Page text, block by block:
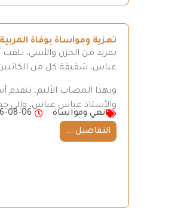
تعزية ومواساة بوفاة
بمزيد من الحزن والأسى، تلقت
عباس، شقيقة كل من
وبهذا المصاب الأليم،
والأستاذ عباس عباس، وإلى
نعي ومواساة
08-06
التفاصيل ...